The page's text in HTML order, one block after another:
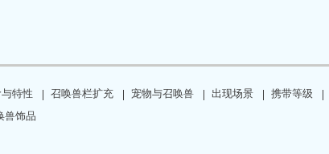
特性 召唤兽栏扩充 宠物与召唤兽 出现场景 携带等级
兽饰品